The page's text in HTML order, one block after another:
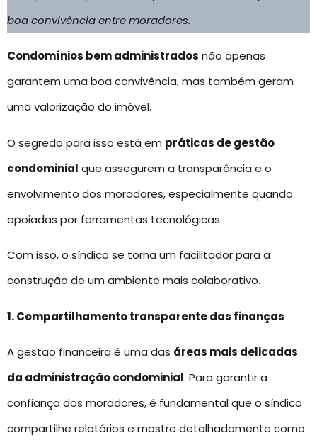
boa convivência entre moradores.
Condomínios bem administrados não apenas
garantem uma boa convivência, mas também geram
uma valorização do imóvel.
O segredo para isso está em práticas de gestão
condominial que assegurem a transparência e o
envolvimento dos moradores, especialmente quando
apoiadas por ferramentas tecnológicas.
Com isso, o síndico se torna um facilitador para a
construção de um ambiente mais colaborativo.
1. Compartilhamento transparente das finanças
A gestão financeira é uma das áreas mais delicadas
da administração condominial. Para garantir a
confiança dos moradores, é fundamental que o síndico
compartilhe relatórios e mostre detalhadamente como